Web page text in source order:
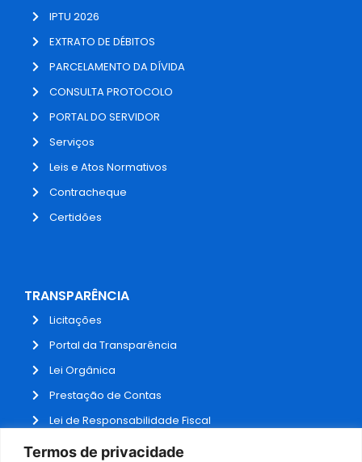
Termos de privacidade
IPTU 2026
EXTRATO DE DÉBITOS
PARCELAMENTO DA DÍVIDA
CONSULTA PROTOCOLO
PORTAL DO SERVIDOR
Serviços
Leis e Atos Normativos
Contracheque
Certidões
TRANSPARÊNCIA
Licitações
Portal da Transparência
Lei Orgânica
Prestação de Contas
Lei de Responsabilidade Fiscal
Receitas e Despesas